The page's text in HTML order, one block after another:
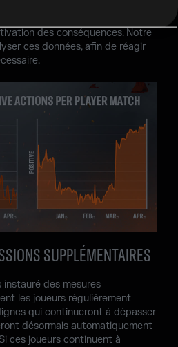
des conséquences. Notre
ces données, afin de réagir
SUPPLÉMENTAIRES
instauré des mesures
les joueurs régulièrement
qui continueront à dépasser
désormais automatiquement
ces joueurs continuent à